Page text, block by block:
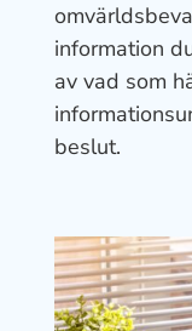
information
av vad som
beslut.